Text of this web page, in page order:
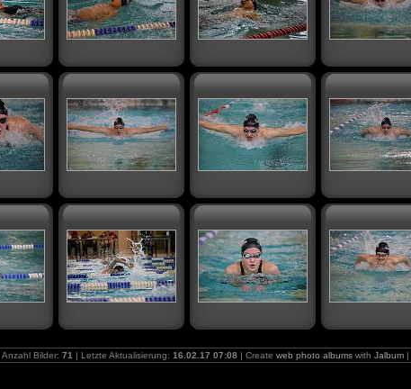
Anzahl Bilder: 71 | Letzte Aktualisierung: 16.02.17 07:08 | Create web photo albumswith Jalbum|